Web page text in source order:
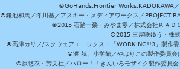
©GoHands,Frontier Works,KADOKAWA
©鎌池和馬／冬川基／アスキー・メディアワークス／
©2015 石踏一榮・みやま零／株式会社ＫＡＤ
©2015 三屋咲ゆう・株
©高津カリノ/スクウェアエニックス・「WORKING!!3」製作
©渡 航、小学館／やはりこの製作委員
©原悠衣・芳文社／ハロー！！きんいろモザイク製作委員